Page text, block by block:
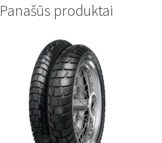
Panašūs produktai